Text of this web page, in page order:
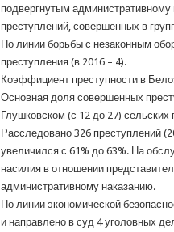
подвергнутым административному
преступлений, совершенных в
По линии борьбы с незаконным
преступления (в 2016 – 4).
Коэффициент преступности в
Основная доля совершенных
Глушковском (с 12 до 27) сельских
Расследовано 326 преступлений
увеличился с 61% до 63%. На
насилия в отношении
административному наказанию.
По линии экономической
и направлено в суд 4 уголовных